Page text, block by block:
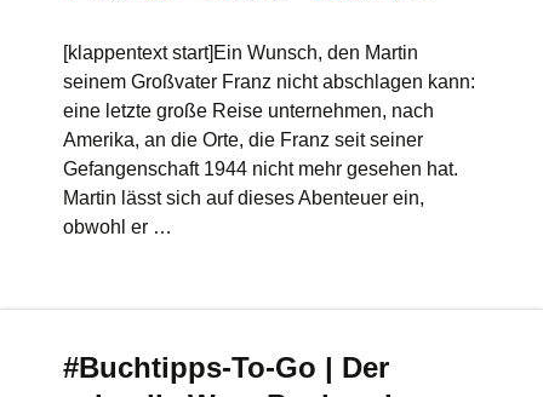
[klappentext start]Ein Wunsch, den Martin
seinem Großvater Franz nicht abschlagen kann:
eine letzte große Reise unternehmen, nach
Amerika, an die Orte, die Franz seit seiner
Gefangenschaft 1944 nicht mehr gesehen hat.
Martin lässt sich auf dieses Abenteuer ein,
obwohl er …
#Buchtipps-To-Go | Der